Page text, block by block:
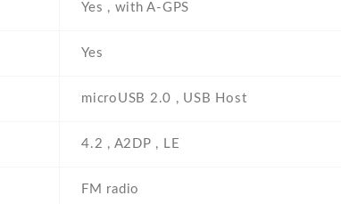
Yes , with A-GPS
Yes
microUSB 2.0 , USB Host
4.2 , A2DP , LE
FM radio